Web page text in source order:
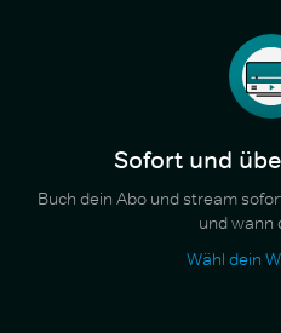
Sofort und
Buch dein Abo und stream
und wann
Wähl dein